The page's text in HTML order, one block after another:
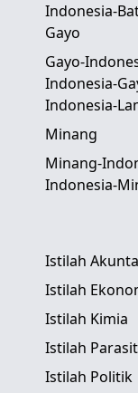
Indonesia-
Gayo
Gayo-
Indonesia-
Indonesia-
Minang
Minang-
Indonesia-
Istilah
Istilah
Istilah Kimia
Istilah
Istilah Politik